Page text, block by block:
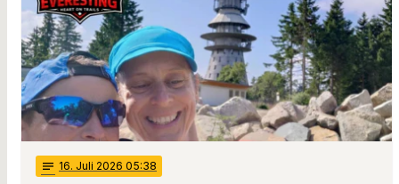
notes 16. Juli 2026 05:38